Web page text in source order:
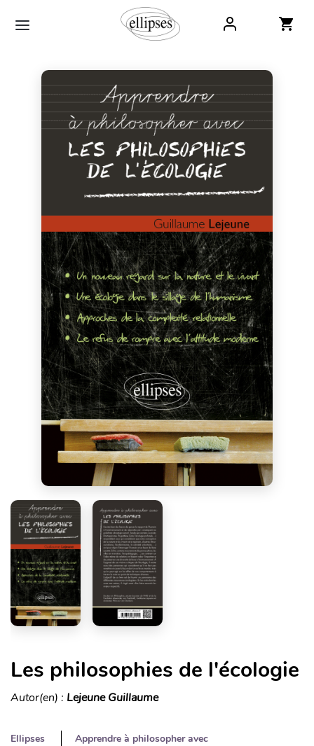
Les philosophies de l'écologie
Autor(en) : Lejeune Guillaume
Ellipses
Apprendre à philosopher avec